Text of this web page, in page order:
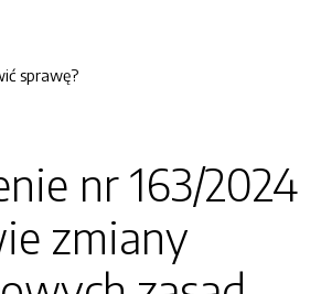
sprawę?
nr 163/2024
zmiany